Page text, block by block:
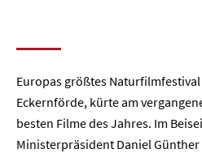
Europas größtes Naturfilmfestival
Eckernförde, kürte am
besten Filme des Jahres. Im
Ministerpräsident Daniel